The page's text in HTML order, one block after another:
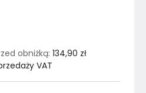
obniżką: 134,90 zł
VAT